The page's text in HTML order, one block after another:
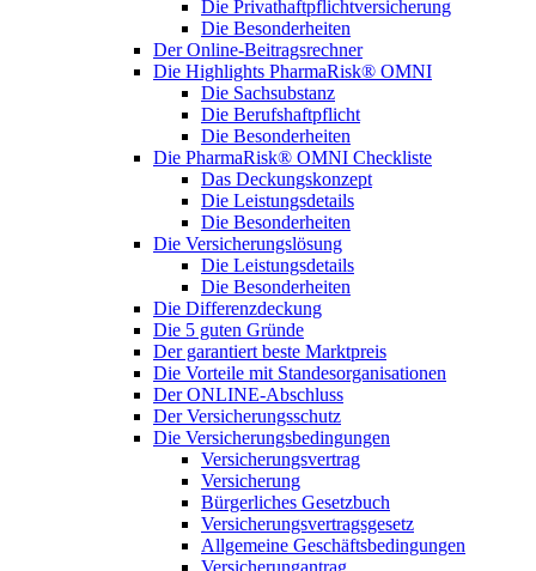
Die Privathaftpflichtversicherung
Die Besonderheiten
Der Online-Beitragsrechner
Die Highlights PharmaRisk® OMNI
Die Sachsubstanz
Die Berufshaftpflicht
Die Besonderheiten
Die PharmaRisk® OMNI Checkliste
Das Deckungskonzept
Die Leistungsdetails
Die Besonderheiten
Die Versicherungslösung
Die Leistungsdetails
Die Besonderheiten
Die Differenzdeckung
Die 5 guten Gründe
Der garantiert beste Marktpreis
Die Vorteile mit Standesorganisationen
Der ONLINE-Abschluss
Der Versicherungsschutz
Die Versicherungsbedingungen
Versicherungsvertrag
Versicherung
Bürgerliches Gesetzbuch
Versicherungsvertragsgesetz
Allgemeine Geschäftsbedingungen
Versicherungantrag